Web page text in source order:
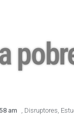
am , Disruptores,